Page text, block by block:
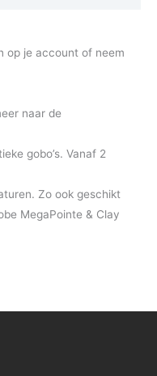
op je account of neem
naar de
gobo’s. Vanaf 2
Zo ook geschikt
MegaPointe & Clay